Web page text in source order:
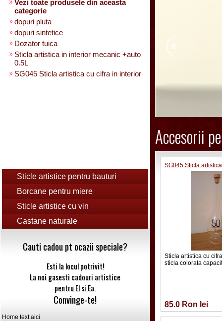
Vezi toate produsele din aceasta
categorie
dopuri pluta
dopuri sintetice
Dozator tuica
Sticla artistica in interior mecanic +auto
0.5L
SG045 Sticla artistica cu cifra in interior
Sticle artistice pentru bauturi
Borcane pentru miere
Sticle artistice cu vin
Castane naturale
Cauti cadou pt ocazii speciale?
Esti la locul potrivit!
La noi gasesti cadouri artistice
pentru El si Ea.
Convinge-te!
Home text aici
Accesorii
Sticla artistica cu
sticla colorata
85.0 Ron lei